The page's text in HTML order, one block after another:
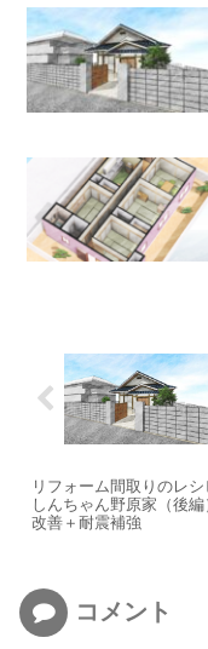
リフォーム間取りのレ
しんちゃん野原家（後
改善＋耐震補強
コメント